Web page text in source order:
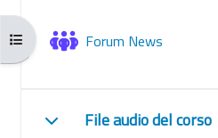
Open course indexForum News
CollapseFile audio del corso